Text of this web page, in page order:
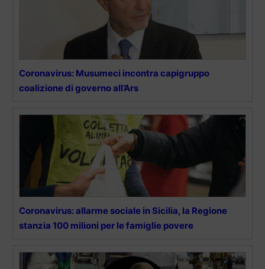
Coronavirus: Musumeci incontra capigruppo
coalizione di governo all’Ars
Coronavirus: allarme sociale in Sicilia, la Regione
stanzia 100 milioni per le famiglie povere